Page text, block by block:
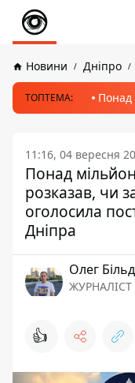
Новини Дніпро
ТОПТЕМА: Понад
11:16, 04 вересня
Понад
розказав, чи
оголосила
Дніпра
Олег
ЖУРНАЛІСТ
👍